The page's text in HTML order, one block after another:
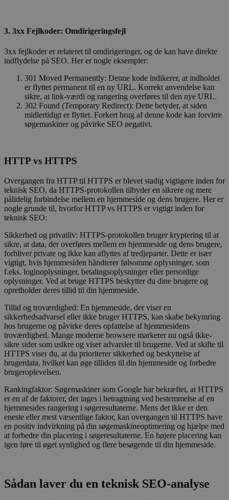
3. 3xx Fejlkoder: Omdirigeringsfejl
3xx fejlkoder er relateret til omdirigeringer, og de kan have direkte
indflydelse på SEO. Her er nogle eksempler:
301 Moved Permanently: Denne kode indikerer, at indholdet
er flyttet permanent til en ny URL. Korrekt anvendelse kan
sikre, at link-værdi og rangering overføres til den nye URL.
302 Found (Temporary Redirect): Dette betyder, at siden
midlertidigt er flyttet. Forkert brug af denne kode kan forvirre
søgemaskiner og påvirke SEO negativt.
HTTP vs HTTPS
Overgangen fra HTTP til HTTPS er blevet stadig vigtigere inden for
teknisk SEO, da HTTPS-protokollen tilbyder en sikrere og mere
pålidelig forbindelse mellem en hjemmeside og dens brugere. Her er
nogle grunde til, hvorfor HTTP vs HTTPS er vigtigt inden for
teknisk SEO:
Sikkerhed og privatliv: HTTPS-protokollen bruger kryptering til at
sikre, at data, der overføres mellem en hjemmeside og dens brugere,
forbliver private og ikke kan aflyttes af tredjeparter. Dette er især
vigtigt, hvis hjemmesiden håndterer følsomme oplysninger, som
f.eks. loginoplysninger, betalingsoplysninger eller personlige
oplysninger. Ved at bruge HTTPS beskytter du dine brugere og
opretholder deres tillid til din hjemmeside.
Tillid og troværdighed: En hjemmeside, der viser en
sikkerhedsadvarsel eller ikke bruger HTTPS, kan skabe bekymring
hos brugerne og påvirke deres opfattelse af hjemmesidens
troværdighed. Mange moderne browsere markerer nu også ikke-
sikre sider som usikre og viser advarsler til brugerne. Ved at skifte til
HTTPS viser du, at du prioriterer sikkerhed og beskyttelse af
brugerdata, hvilket kan øge tilliden til din hjemmeside og forbedre
brugeroplevelsen.
Rankingfaktor: Søgemaskiner som Google har bekræftet, at HTTPS
er en af de faktorer, der tages i betragtning ved bestemmelse af en
hjemmesides rangering i søgeresultaterne. Mens det ikke er den
eneste eller mest væsentlige faktor, kan overgangen til HTTPS have
en positiv indvirkning på din søgemaskineoptimering og hjælpe med
at forbedre din placering i søgeresultaterne. En højere placering kan
igen føre til øget synlighed og flere besøgende til din hjemmeside.
Sådan laver du en teknisk SEO-analyse